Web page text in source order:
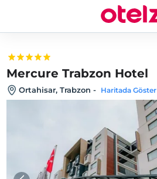
Mercure Trabzon Hotel
Ortahisar, Trabzon - Haritada Göster